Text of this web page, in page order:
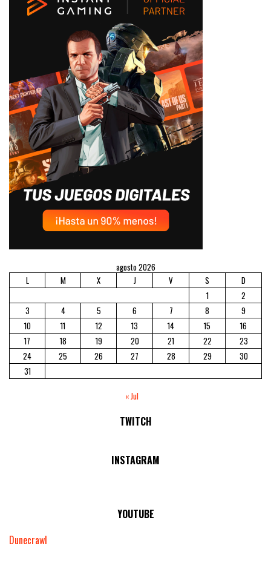
agosto 2026
L
M X J V S
D
1
2
3
4 5 6 7 8
9
10
11 12 13 14 15
16
17
18 19 20 21 22
23
24
25 26 27 28 29
30
31
« Jul
TWITCH
No Streams Online!
INSTAGRAM
YOUTUBE
Dunecrawl